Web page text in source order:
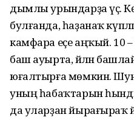
дымлы урындарҙа үҫә.
булғанда, һаҙанаҡ
камфара еҫе аңҡый. 10
баш ауырта, әйләнә
юғалтырға мөмкин.
уның һабаҡтарын
да уларҙан йырағыраҡ